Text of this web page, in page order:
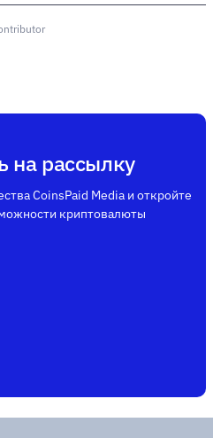
на рассылку
CoinsPaid Media и откройте
криптовалюты